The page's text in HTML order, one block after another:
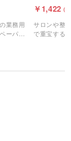
業務用
ーパー
1,422
サロンや整
で重宝する